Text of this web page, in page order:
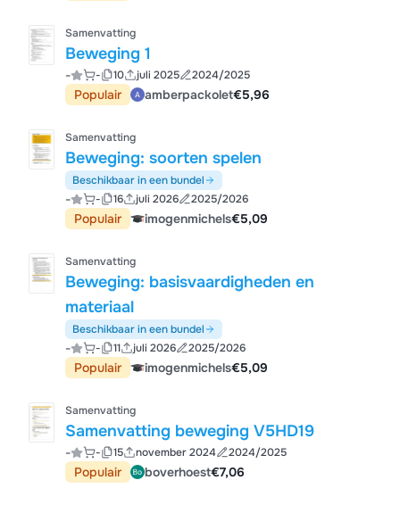
Samenvatting
Beweging 1
- - 10 juli 2025 2024/2025
Populair amberpackolet€5,96
Samenvatting
Beweging: soorten spelen
Beschikbaar in een bundel
- - 16 juli 2026 2025/2026
Populair imogenmichels€5,09
Samenvatting
Beweging: basisvaardigheden en
materiaal
Beschikbaar in een bundel
- - 11 juli 2026 2025/2026
Populair imogenmichels€5,09
Samenvatting
Samenvatting beweging V5HD19
- - 15 november 2024 2024/2025
Populair boverhoest€7,06